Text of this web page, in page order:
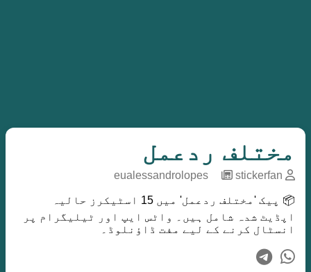
مختلف ردعمل
eualessandrolopes stickerfan
📦 پیک 'مختلف ردعمل' میں 15 اسٹیکرز حالیہ
اپڈیٹ شدہ شامل ہیں۔ واٹس ایپ اور ٹیلیگرام پر
انسٹال کرنے کے لیے مفت ڈاؤنلوڈ۔